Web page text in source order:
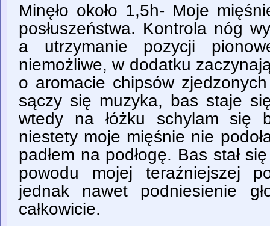
Minęło około 1,5h- Moje
posłuszeństwa. Kontrola nóg
a utrzymanie pozycji
niemożliwe, w dodatku
o aromacie chipsów
sączy się muzyka, bas staje
wtedy na łóżku schylam się
niestety moje mięśnie nie
padłem na podłogę. Bas stał
powodu mojej teraźniejszej
jednak nawet podniesienie
całkowicie.